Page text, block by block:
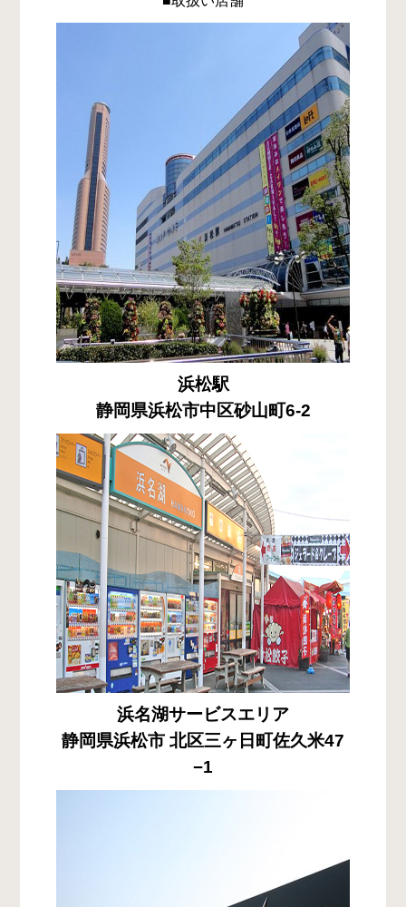
浜松駅
静岡県浜松市中区砂山町6-2
浜名湖サービスエリア
静岡県浜松市 北区三ヶ日町佐久米47
−1